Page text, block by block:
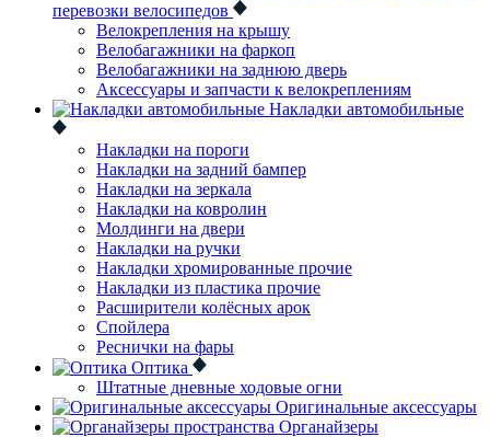
перевозки велосипедов
Велокрепления на крышу
Велобагажники на фаркоп
Велобагажники на заднюю дверь
Аксессуары и запчасти к велокреплениям
Накладки автомобильные
Накладки на пороги
Накладки на задний бампер
Накладки на зеркала
Накладки на ковролин
Молдинги на двери
Накладки на ручки
Накладки хромированные прочие
Накладки из пластика прочие
Расширители колёсных арок
Спойлера
Реснички на фары
Оптика
Штатные дневные ходовые огни
Оригинальные аксессуары
Органайзеры